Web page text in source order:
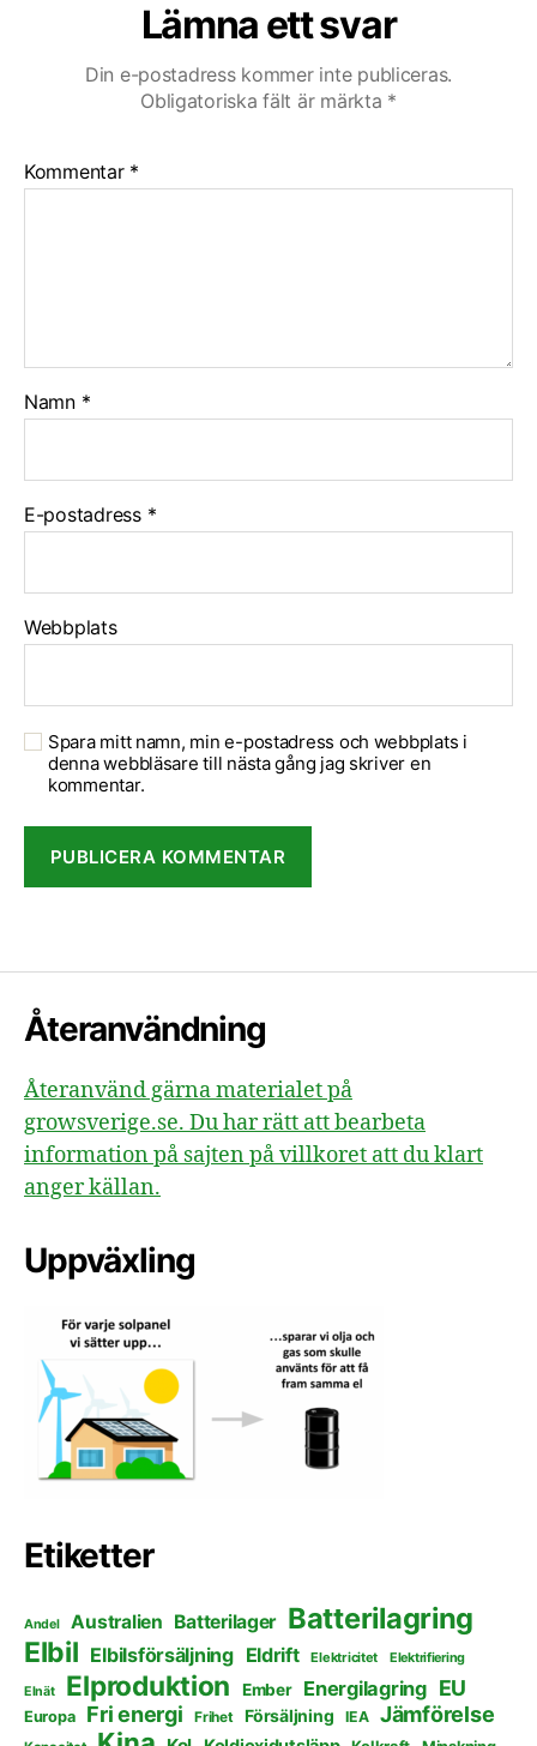
Lämna ett svar
Din e-postadress kommer inte publiceras.
Obligatoriska fält är märkta *
Kommentar *
Namn *
E-postadress *
Webbplats
Spara mitt namn, min e-postadress och webbplats i
denna webbläsare till nästa gång jag skriver en
kommentar.
Återanvändning
Återanvänd gärna materialet på
growsverige.se. Du har rätt att bearbeta
information på sajten på villkoret att du klart
anger källan.
Uppväxling
Etiketter
Andel Australien Batterilager Batterilagring
Elbil Elbilsförsäljning Eldrift Elektricitet Elektrifiering
Elnät Elproduktion Ember Energilagring EU
Europa Fri energi Frihet Försäljning IEA Jämförelse